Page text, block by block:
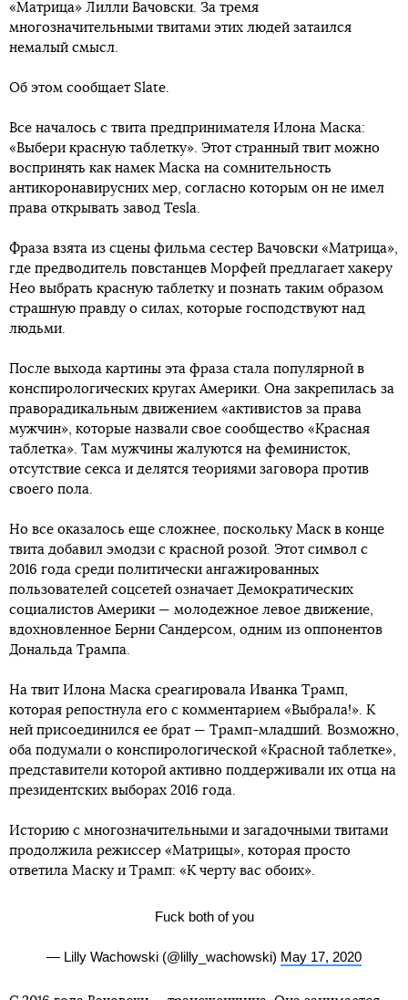
«Матрица» Лилли Вачовски. За тремя
многозначительными твитами этих людей затаился
немалый смысл.
Об этом сообщает Slate.
Все началось с твита предпринимателя Илона Маска:
«Выбери красную таблетку». Этот странный твит можно
воспринять как намек Маска на сомнительность
антикоронавирусних мер, согласно которым он не имел
права открывать завод Tesla.
Фраза взята из сцены фильма сестер Вачовски «Матрица»,
где предводитель повстанцев Морфей предлагает хакеру
Нео выбрать красную таблетку и познать таким образом
страшную правду о силах, которые господствуют над
людьми.
После выхода картины эта фраза стала популярной в
конспирологических кругах Америки. Она закрепилась за
праворадикальным движением «активистов за права
мужчин», которые назвали свое сообщество «Красная
таблетка». Там мужчины жалуются на феминисток,
отсутствие секса и делятся теориями заговора против
своего пола.
Но все оказалось еще сложнее, поскольку Маск в конце
твита добавил эмодзи с красной розой. Этот символ с
2016 года среди политически ангажированных
пользователей соцсетей означает Демократических
социалистов Америки — молодежное левое движение,
вдохновленное Берни Сандерсом, одним из оппонентов
Дональда Трампа.
На твит Илона Маска среагировала Иванка Трамп,
которая репостнула его с комментарием «Выбрала!». К
ней присоединился ее брат — Трамп-младший. Возможно,
оба подумали о конспирологической «Красной таблетке»,
представители которой активно поддерживали их отца на
президентских выборах 2016 года.
Историю с многозначительными и загадочными твитами
продолжила режиссер «Матрицы», которая просто
ответила Маску и Трамп: «К черту вас обоих».
Fuck both of you
— Lilly Wachowski (@lilly_wachowski) May 17, 2020